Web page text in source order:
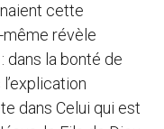
cette
révèle
dans la bonté de
dans Celui qui est